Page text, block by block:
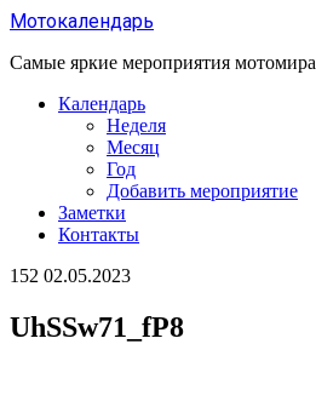
Перейти
содержанию
Мотокалендарь
Самые яркие мероприятия мотомира
Календарь
Неделя
Месяц
Год
Добавить мероприятие
Заметки
Контакты
152 02.05.2023
UhSSw71_fP8